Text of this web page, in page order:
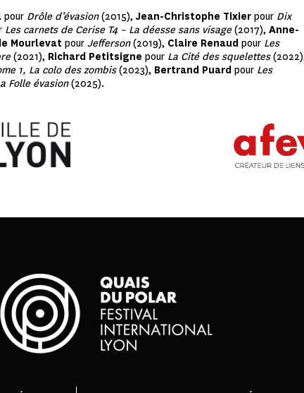
pour Drôle d’évasion(2015),Jean-Christophe Tixier pour Dix
Les carnets de Cerise T4 – La déesse sans visage(2017), Anne-
Mourlevat pour Jefferson(2019), Claire Renaud pour Les
(2021), Richard Petitsigne pour La Cité des squelettes
1, La colo des zombis(2023), Bertrand Puard pour Les
Folle évasion(2025).